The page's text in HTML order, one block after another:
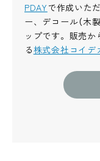
PDAY で作成いた
ー、デコール（木
ップです。販売
る株式会社コイデ